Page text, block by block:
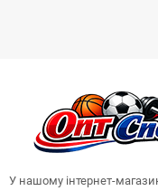
У нашому інтернет-